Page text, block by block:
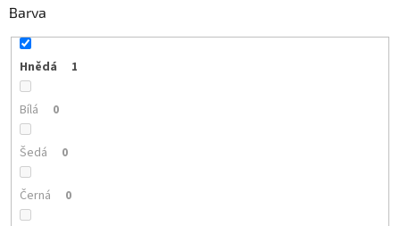
Barva
Hnědá 1
Bílá 0
Šedá 0
Černá 0